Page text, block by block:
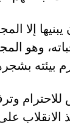
إلا
وهو
للاحترام